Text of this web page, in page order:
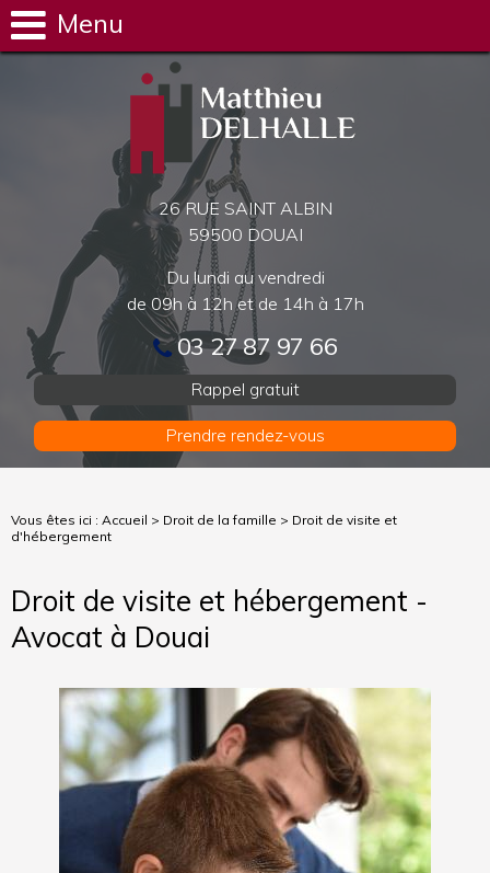
Menu
26 RUE SAINT ALBIN
59500 DOUAI
Du lundi au vendredi
de 09h à 12h et de 14h à 17h
03 27 87 97 66
Rappel gratuit
Prendre rendez-vous
Vous êtes ici : Accueil > Droit de la famille > Droit de visite et
d'hébergement
Droit de visite et hébergement -
Avocat à Douai